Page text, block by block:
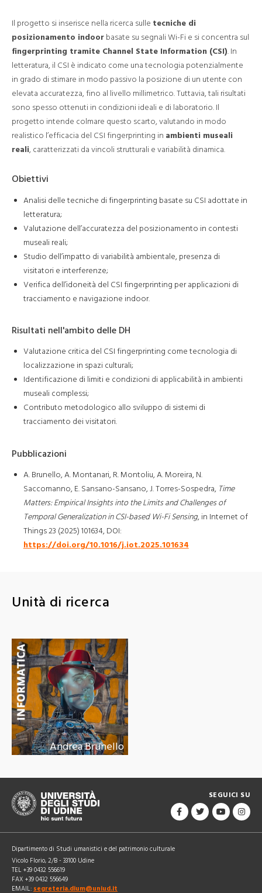
Il progetto si inserisce nella ricerca sulle tecniche di
posizionamento indoor basate su segnali Wi-Fi e si concentra sul
fingerprinting tramite Channel State Information (CSI). In
letteratura, il CSI è indicato come una tecnologia potenzialmente
in grado di stimare in modo passivo la posizione di un utente con
elevata accuratezza, fino al livello millimetrico. Tuttavia, tali risultati
sono spesso ottenuti in condizioni ideali e di laboratorio. Il
progetto intende colmare questo scarto, valutando in modo
realistico l’efficacia del CSI fingerprinting in ambienti museali
reali, caratterizzati da vincoli strutturali e variabilità dinamica.
Obiettivi
Analisi delle tecniche di fingerprinting basate su CSI adottate in
letteratura;
Valutazione dell’accuratezza del posizionamento in contesti
museali reali;
Studio dell’impatto di variabilità ambientale, presenza di
visitatori e interferenze;
Verifica dell’idoneità del CSI fingerprinting per applicazioni di
tracciamento e navigazione indoor.
Risultati nell'ambito delle DH
Valutazione critica del CSI fingerprinting come tecnologia di
localizzazione in spazi culturali;
Identificazione di limiti e condizioni di applicabilità in ambienti
museali complessi;
Contributo metodologico allo sviluppo di sistemi di
tracciamento dei visitatori.
Pubblicazioni
A. Brunello, A. Montanari, R. Montoliu, A. Moreira, N.
Saccomanno, E. Sansano-Sansano, J. Torres-Sospedra, Time
Matters: Empirical Insights into the Limits and Challenges of
Temporal Generalization in CSI-based Wi-Fi Sensing, in Internet of
Things 23 (2025) 101634, DOI:
https://doi.org/10.1016/j.iot.2025.101634
Unità di ricerca
Andrea Brunello
SEGUICI SU
Dipartimento di Studi umanistici e del patrimonio culturale
Vicolo Florio, 2/B - 33100 Udine
TEL +39 0432 556619
FAX +39 0432 556649
EMAIL: segreteria.dium@uniud.it